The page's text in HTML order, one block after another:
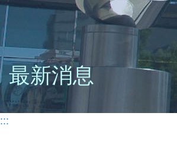
最新消息
:::